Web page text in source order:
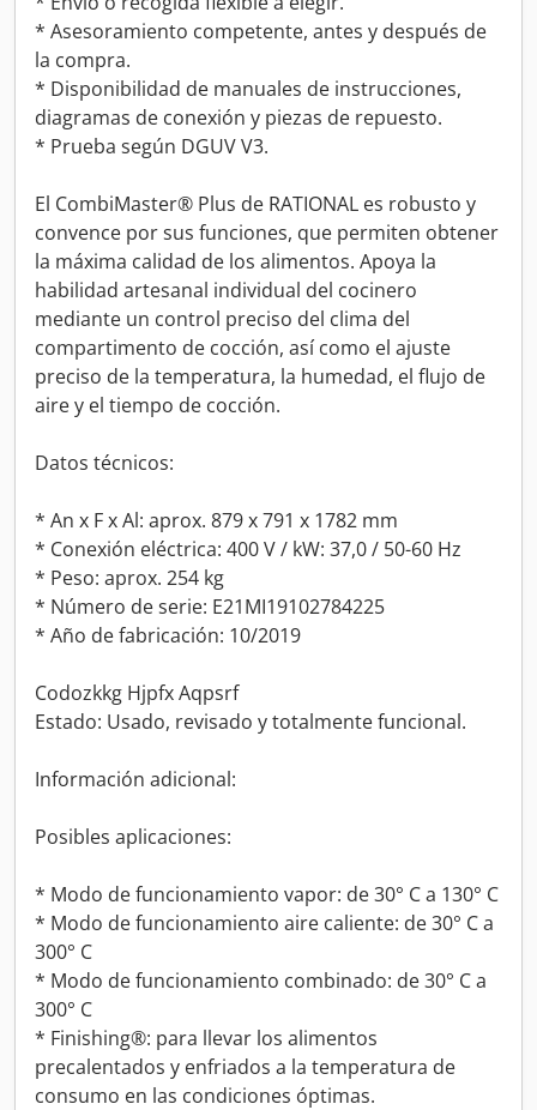
* Asesoramiento competente, antes y después de
la compra.
* Disponibilidad de manuales de instrucciones,
diagramas de conexión y piezas de repuesto.
* Prueba según DGUV V3.
El CombiMaster® Plus de RATIONAL es robusto y
convence por sus funciones, que permiten obtener
la máxima calidad de los alimentos. Apoya la
habilidad artesanal individual del cocinero
mediante un control preciso del clima del
compartimento de cocción, así como el ajuste
preciso de la temperatura, la humedad, el flujo de
aire y el tiempo de cocción.
Datos técnicos:
* An x F x Al: aprox. 879 x 791 x 1782 mm
* Conexión eléctrica: 400 V / kW: 37,0 / 50-60 Hz
* Peso: aprox. 254 kg
* Número de serie: E21MI19102784225
* Año de fabricación: 10/2019
Codozkkg Hjpfx Aqpsrf
Estado: Usado, revisado y totalmente funcional.
Información adicional:
Posibles aplicaciones:
* Modo de funcionamiento vapor: de 30° C a 130° C
* Modo de funcionamiento aire caliente: de 30° C a
300° C
* Modo de funcionamiento combinado: de 30° C a
300° C
* Finishing®: para llevar los alimentos
precalentados y enfriados a la temperatura de
consumo en las condiciones óptimas.